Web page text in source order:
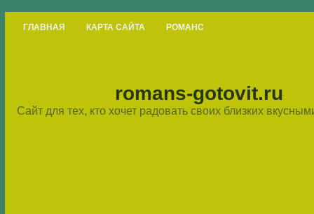
ГЛАВНАЯ КАРТА САЙТА РОМАНС
romans-gotovit.ru
Сайт для тех, кто хочет радовать своих близких